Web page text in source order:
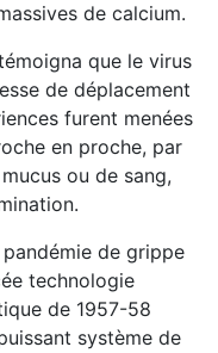
de calcium.
que le virus
de déplacement
furent menées
en proche, par
ou de sang,
de grippe
technologie
de 1957-58
système de